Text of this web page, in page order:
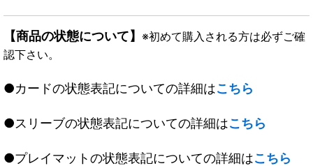
【商品の状態について】 ※初めて購入される方は必ずご確
認下さい。
●カードの状態表記についての詳細はこちら
●スリーブの状態表記についての詳細はこちら
●プレイマットの状態表記についての詳細はこちら